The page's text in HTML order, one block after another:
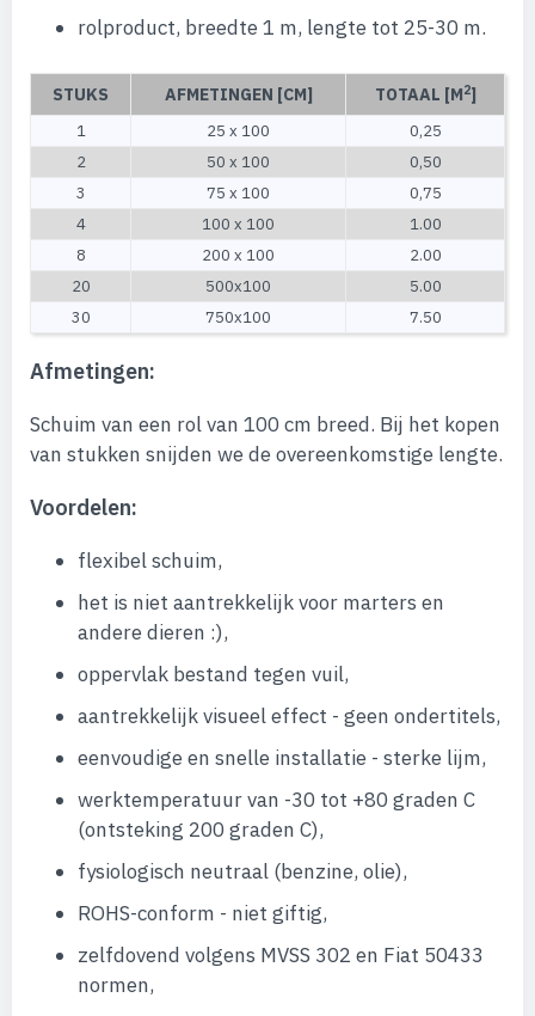
rolproduct, breedte 1 m, lengte tot 25-30 m.
STUKS AFMETINGEN [CM] TOTAAL [M2]
1 25 x 100
0,25
2
50 x 100
0,50
3
75 x 100
0,75
4
100 x 100
1.00
8
200 x 100
2.00
20
500x100
5.00
30
750x100 7.50
Afmetingen:
Schuim van een rol van 100 cm breed. Bij het kopen
van stukken snijden we de overeenkomstige lengte.
Voordelen:
flexibel schuim,
het is niet aantrekkelijk voor marters en
andere dieren :),
oppervlak bestand tegen vuil,
aantrekkelijk visueel effect - geen ondertitels,
eenvoudige en snelle installatie - sterke lijm,
werktemperatuur van -30 tot +80 graden C
(ontsteking 200 graden C),
fysiologisch neutraal (benzine, olie),
ROHS-conform - niet giftig,
zelfdovend volgens MVSS 302 en Fiat 50433
normen,